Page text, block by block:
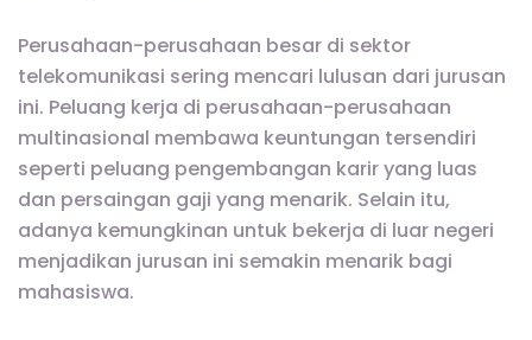
Perusahaan-perusahaan besar di sektor
telekomunikasi sering mencari lulusan dari jurusan
ini. Peluang kerja di perusahaan-perusahaan
multinasional membawa keuntungan tersendiri
seperti peluang pengembangan karir yang luas
dan persaingan gaji yang menarik. Selain itu,
adanya kemungkinan untuk bekerja di luar negeri
menjadikan jurusan ini semakin menarik bagi
mahasiswa.